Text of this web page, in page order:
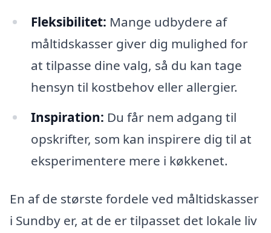
Fleksibilitet: Mange udbydere af
måltidskasser giver dig mulighed for
at tilpasse dine valg, så du kan tage
hensyn til kostbehov eller allergier.
Inspiration: Du får nem adgang til
opskrifter, som kan inspirere dig til at
eksperimentere mere i køkkenet.
En af de største fordele ved måltidskasser
i Sundby er, at de er tilpasset det lokale liv